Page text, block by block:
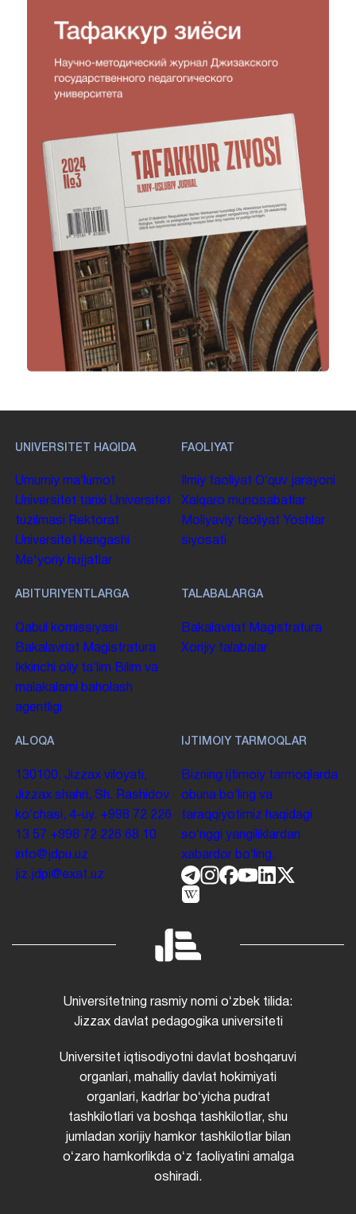
UNIVERSITET HAQIDA
Umumiy maʼlumot
Universitet tarixi Universitet
tuzilmasi
Rektorat
Universitet kengashi
Me'yoriy hujjatlar
FAOLIYAT
Ilmiy faoliyat Oʻquv jarayoni
Xalqaro munosabatlar
Moliyaviy faoliyat Yoshlar
siyosati
ABITURIYENTLARGA
Qabul komissiyasi
Bakalavriat Magistratura
Ikkinchi oliy taʼlim Bilim va
malakalarni baholash
agentligi
TALABALARGA
Bakalavriat Magistratura
Xorijiy talabalar
ALOQA
130100. Jizzax viloyati,
Jizzax shahri, Sh. Rashidov
koʻchasi, 4-uy. +998 72 226
13 57 +998 72 226 68 10
info@jdpu.uz
jiz.jdpi@exat.uz
IJTIMOIY TARMOQLAR
Bizning ijtimoiy tarmoqlarda
obuna boʻling va
taraqqiyotimiz haqidagi
soʻnggi yangiliklardan
xabardor boʻling.
Universitetning rasmiy nomi oʻzbek tilida:
Jizzax davlat pedagogika universiteti
Universitet iqtisodiyotni davlat boshqaruvi
organlari, mahalliy davlat hokimiyati
organlari, kadrlar boʻyicha pudrat
tashkilotlari va boshqa tashkilotlar, shu
jumladan xorijiy hamkor tashkilotlar bilan
oʻzaro hamkorlikda oʻz faoliyatini amalga
oshiradi.